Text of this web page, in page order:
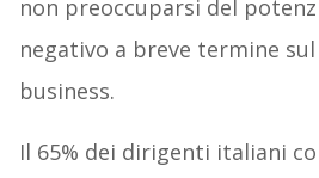
non preoccuparsi del
negativo a breve termine
business.
Il 65% dei dirigenti italiani